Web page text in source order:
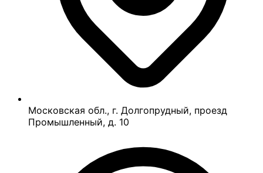
Московская обл., г. Долгопрудный, проезд
Промышленный, д. 10